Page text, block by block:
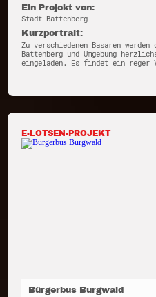
Ein Projekt von:
Stadt Battenberg
Kurzportrait:
Zu verschiedenen Basaren
Battenberg und Umgebung
eingeladen. Es findet ein reger
E-LOTSEN-PROJEKT
Bürgerbus Burgwald